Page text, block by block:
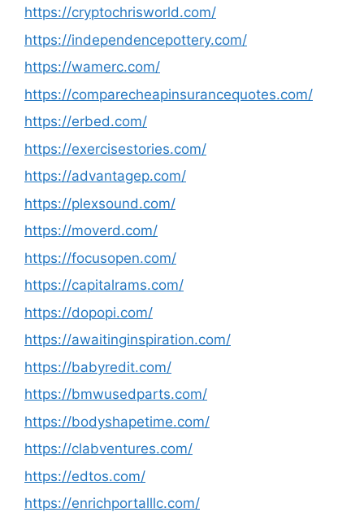
https://cryptochrisworld.com/
https://independencepottery.com/
https://wamerc.com/
https://comparecheapinsurancequotes.com/
https://erbed.com/
https://exercisestories.com/
https://advantagep.com/
https://plexsound.com/
https://moverd.com/
https://focusopen.com/
https://capitalrams.com/
https://dopopi.com/
https://awaitinginspiration.com/
https://babyredit.com/
https://bmwusedparts.com/
https://bodyshapetime.com/
https://clabventures.com/
https://edtos.com/
https://enrichportalllc.com/